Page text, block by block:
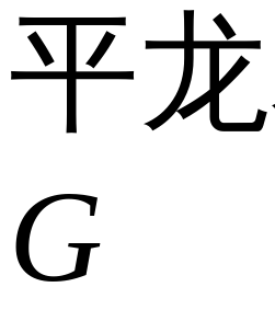
平
G